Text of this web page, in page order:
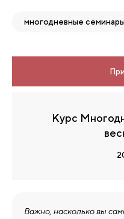
многодневные
Курс
Важно, насколько вы